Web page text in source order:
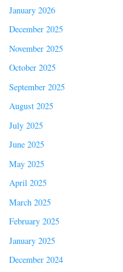
January 2026
December 2025
November 2025
October 2025
September 2025
August 2025
July 2025
June 2025
May 2025
April 2025
March 2025
February 2025
January 2025
December 2024